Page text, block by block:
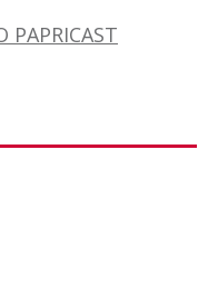
PAPRICAST